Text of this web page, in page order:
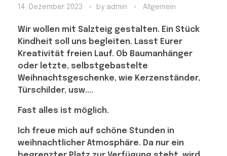
14. Dezember 2023 by admin Allgemein
Wir wollen mit Salzteig gestalten. Ein Stück
Kindheit soll uns begleiten. Lasst Eurer
Kreativität freien Lauf. Ob Baumanhänger
oder letzte, selbstgebastelte
Weihnachtsgeschenke, wie Kerzenständer,
Türschilder, usw….
Fast alles ist möglich.
Ich freue mich auf schöne Stunden in
weihnachtlicher Atmosphäre. Da nur ein